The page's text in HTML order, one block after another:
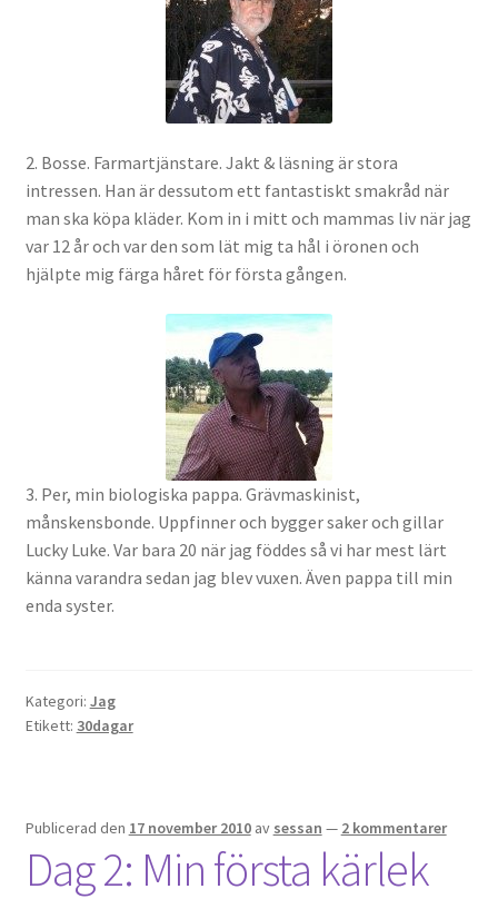
2. Bosse. Farmartjänstare. Jakt & läsning är stora
intressen. Han är dessutom ett fantastiskt smakråd när
man ska köpa kläder. Kom in i mitt och mammas liv när jag
var 12 år och var den som lät mig ta hål i öronen och
hjälpte mig färga håret för första gången.
3. Per, min biologiska pappa. Grävmaskinist,
månskensbonde. Uppfinner och bygger saker och gillar
Lucky Luke. Var bara 20 när jag föddes så vi har mest lärt
känna varandra sedan jag blev vuxen. Även pappa till min
enda syster.
Kategori: Jag
Etikett: 30dagar
Publicerad den 17 november 2010 av sessan — 2 kommentarer
Dag 2: Min första kärlek